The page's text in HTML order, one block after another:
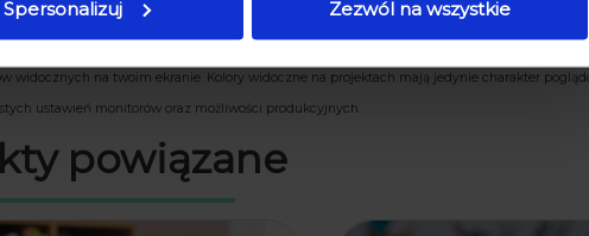
Spersonalizuj Zezwól na wszystkie
widocznych na twoim ekranie. Kolory widoczne na projektach mają jedynie charakter
ustawień monitorów oraz możliwości produkcyjnych.
powiązane